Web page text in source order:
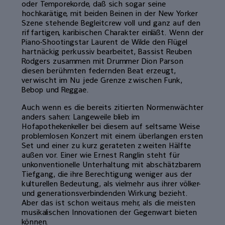
oder Temporekorde, daß sich sogar seine
hochkarätige, mit beiden Beinen in der New Yorker
Szene stehende Begleitcrew voll und ganz auf den
riffartigen, karibischen Charakter einläßt. Wenn der
Piano-Shootingstar Laurent de Wilde den Flügel
hartnäckig perkussiv bearbeitet, Bassist Reuben
Rodgers zusammen mit Drummer Dion Parson
diesen berühmten federnden Beat erzeugt,
verwischt im Nu jede Grenze zwischen Funk,
Bebop und Reggae.
Auch wenn es die bereits zitierten Normenwächter
anders sahen: Langeweile blieb im
Hofapothekenkeller bei diesem auf seltsame Weise
problemlosen Konzert mit einem überlangen ersten
Set und einer zu kurz gerateten zweiten Hälfte
außen vor. Einer wie Ernest Ranglin steht für
unkonventionelle Unterhaltung mit abschätzbarem
Tiefgang, die ihre Berechtigung weniger aus der
kulturellen Bedeutung, als vielmehr aus ihrer völker-
und generationsverbindenden Wirkung bezieht.
Aber das ist schon weitaus mehr, als die meisten
musikalischen Innovationen der Gegenwart bieten
können.